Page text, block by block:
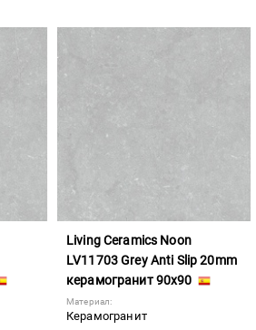
Living Ceramics Noon
LV11703 Grey Anti Slip 20mm
керамогранит 90x90
Материал:
Керамогранит